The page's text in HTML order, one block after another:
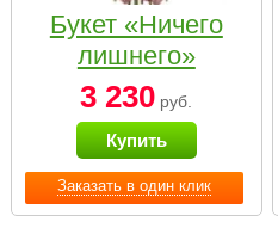
Заказать в один клик
Букет «Ничего
лишнего»
3 230 руб.
Купить